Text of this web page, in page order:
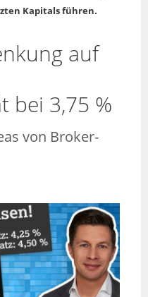
Kapitals führen.
auf
bei 3,75 %
von Broker-